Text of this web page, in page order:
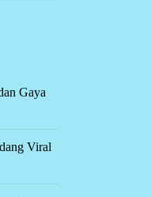
Gaya
Viral